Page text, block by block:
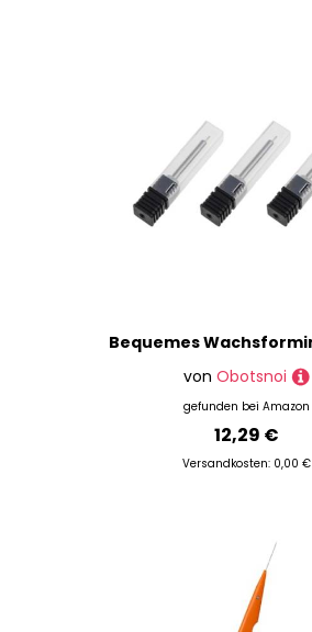
von Obotsnoi
gefunden bei Amazon
12,29 €
Versandkosten: 0,00 €